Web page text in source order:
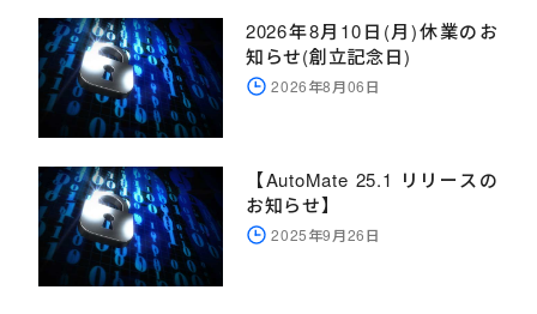
2026年8月10日(月)休業のお
知らせ(創立記念日)
2026年8月06日
【AutoMate 25.1 リリースの
お知らせ】
2025年9月26日